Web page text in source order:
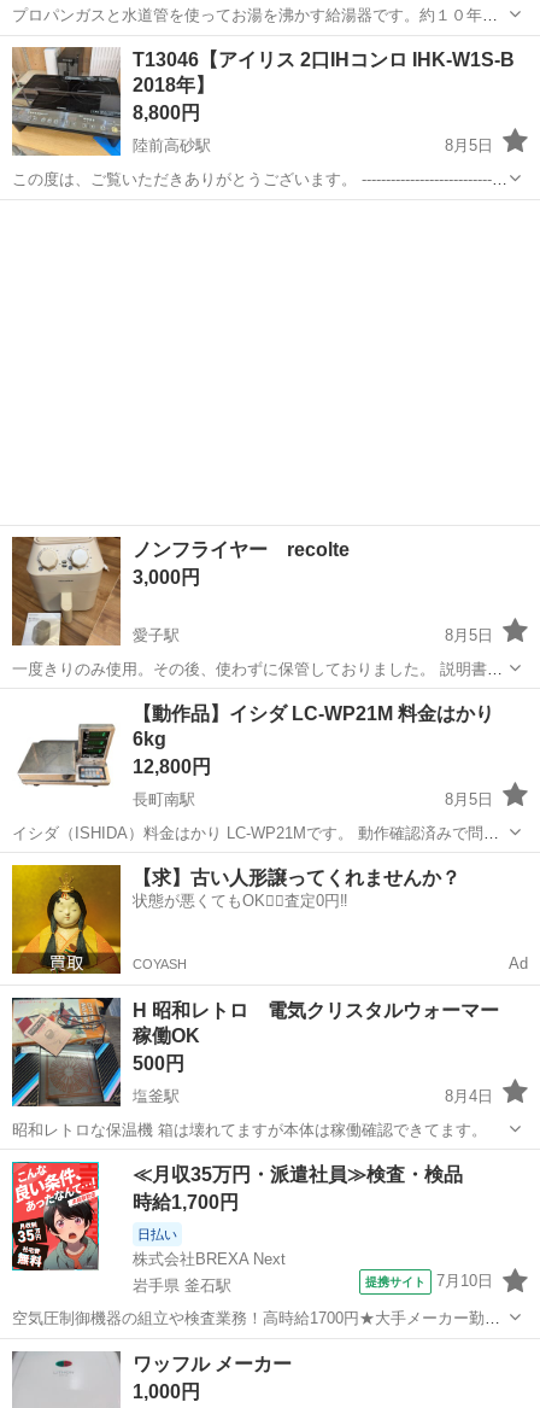
プロパンガスと水道管を使ってお湯を沸かす給湯器です。約１０年前
に設置したものですが、５年程は使用していませんでした。使えると
思います。中古品ですが取りに来ていただける方よろしくお願いしま
す。引渡し場所は登米市迫または栗原市志...
宮城 登米市 キッチン家電
T13046【アイリス 2口IHコンロ IHK-W1S-B
2018年】
8,800円
陸前高砂駅
8月5日
この度は、ご覧いただきありがとうございます。 ------------------------------
----------------------------- 【商品詳細】 商品名：アイリス 2口...
ノンフライヤー recolte
3,000円
愛子駅
8月5日
一度きりのみ使用。その後、使わずに保管しておりました。 説明書あ
り、箱無しです。 よろしくお願いいたします！
愛子駅 キッチン家電 ノンフライヤー
【動作品】イシダ LC-WP21M 料金はかり
6kg
12,800円
長町南駅
8月5日
イシダ（ISHIDA）料金はかり LC-WP21Mです。 動作確認済みで問題
なくご使用いただけます。 ・型式：LC-WP21M ・ひょう量：6kg ・使
用範囲：20g～6kg ・精度等級：M級 ・100V電源仕様 ・20...
宮城 仙台市 長町南駅 キッチン家電
【求】古い人形譲ってくれませんか？
状態が悪くてもOK🙆‍♀️査定0円‼️
COYASH Ad
H 昭和レトロ 電気クリスタルウォーマー
稼働OK
500円
塩釜駅
8月4日
昭和レトロな保温機 箱は壊れてますが本体は稼働確認できてます。
宮城 塩竈市 塩釜駅 キッチン家電
クリスタルウォーマー
≪月収35万円・派遣社員≫検査・検品
時給1,700円
日払い
株式会社BREXA Next
岩手県 釜石駅
提携サイト 7月10日
空気圧制御機器の組立や検査業務！高時給1700円★大手メーカー勤
務！嬉しい寮費無料！ワンルーム寮完備★マイカー通勤OK＆工場敷地
内に無料駐車場あり★！《岩手県釜石市》 人気の工場のお仕事 ◇空気
圧制御機器（シリンダ、バルブ...
岩手 釜石市
ワッフル メーカー
1,000円